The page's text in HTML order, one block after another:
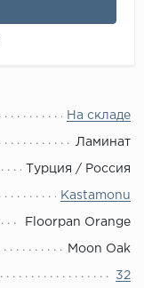
На складе
Ламинат
Турция / Россия
Kastamonu
Floorpan Orange
Moon Oak
32